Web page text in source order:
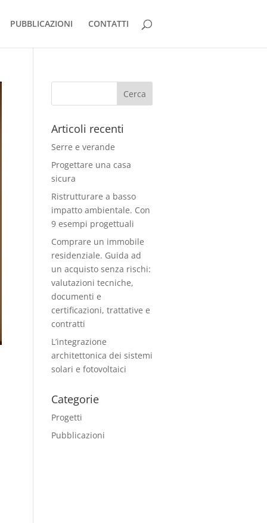
PUBBLICAZIONI CONTATTI
Articoli recenti
Serre e verande
Progettare una casa
sicura
Ristrutturare a basso
impatto ambientale. Con
9 esempi progettuali
Comprare un immobile
residenziale. Guida ad
un acquisto senza rischi:
valutazioni tecniche,
documenti e
certificazioni, trattative e
contratti
L’integrazione
architettonica dei sistemi
solari e fotovoltaici
Categorie
Progetti
Pubblicazioni